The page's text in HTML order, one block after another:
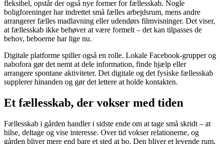
fleksibel, opstår der også nye former for fællesskab. Nogle
boligforeninger har indrettet små fælles arbejdsrum, mens andre
arrangerer fælles madlavning eller udendørs filmvisninger. Det viser,
at fællesskab ikke behøver at være formelt – det kan tilpasses de
behov, beboerne har lige nu.
Digitale platforme spiller også en rolle. Lokale Facebook-grupper og
nabofora gør det nemt at dele information, finde hjælp eller
arrangere spontane aktiviteter. Det digitale og det fysiske fællesskab
supplerer hinanden og gør det lettere at holde kontakten.
Et fællesskab, der vokser med tiden
Fællesskab i gården handler i sidste ende om at tage små skridt – at
hilse, deltage og vise interesse. Over tid vokser relationerne, og
gården bliver mere end bare et sted at bo. Den bliver et levende rum,